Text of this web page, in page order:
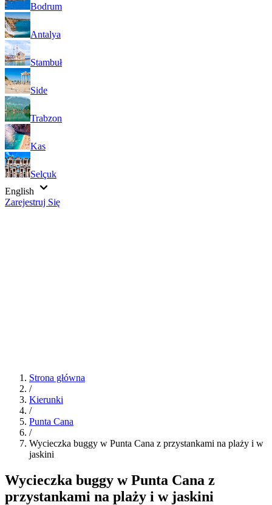
Bodrum
Antalya
Stambuł
Side
Trabzon
Kas
Selçuk
English
Zarejestruj Się
Strona główna
/
Kierunki
/
Punta Cana
/
Wycieczka buggy w Punta Cana z przystankami na plaży i w
jaskini
Wycieczka buggy w Punta Cana z
przystankami na plaży i w jaskini